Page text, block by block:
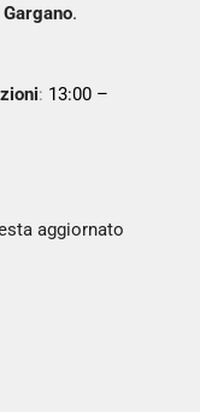
.
: 13:00 –
aggiornato